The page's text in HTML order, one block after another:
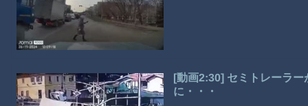
[動画2:30] セミトレーラ
に・・・